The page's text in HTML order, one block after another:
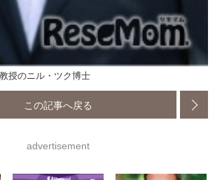
授のニル・ツク博士
この記事へ戻る
advertisement